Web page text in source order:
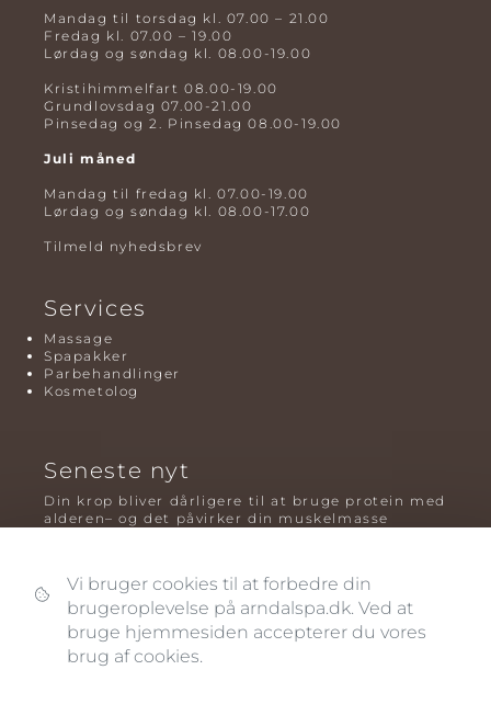
Mandag til torsdag kl. 07.00 – 21.00
Fredag kl. 07.00 – 19.00
Lørdag og søndag kl. 08.00-19.00
Kristihimmelfart 08.00-19.00
Grundlovsdag 07.00-21.00
Pinsedag og 2. Pinsedag 08.00-19.00
Juli måned
Mandag til fredag kl. 07.00-19.00
Lørdag og søndag kl. 08.00-17.00
Tilmeld nyhedsbrev
Services
Massage
Spapakker
Parbehandlinger
Kosmetolog
Seneste nyt
Din krop bliver dårligere til at bruge protein med
alderen– og det påvirker din muskelmasse
Plyometrisk træning: hvorfor hop kan være noget
af det mest oversete for knogler og power – før
og efter overgangsalderen
Vi bruger cookies til at forbedre din
brugeroplevelse på arndalspa.dk. Ved at
bruge hjemmesiden accepterer du vores
brug af cookies.